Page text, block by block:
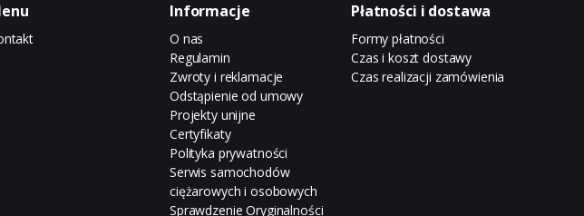
Informacje
O nas
Regulamin
Zwroty i reklamacje
Odstąpienie od umowy
Projekty unijne
Certyfikaty
Polityka prywatności
Serwis samochodów
ciężarowych i osobowych
Sprawdzenie Oryginalności
Płatności i dostawa
Formy płatności
Czas i koszt dostawy
Czas realizacji zamówienia